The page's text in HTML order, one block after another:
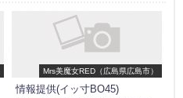
Mrs美魔女RED（広島県広島市）
情報提供(イッ寸BO45)